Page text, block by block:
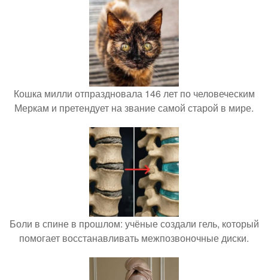
Кошка милли отпраздновала 146 лет по человеческим
Меркам и претендует на звание самой старой в мире.
Боли в спине в прошлом: учёные создали гель, который
помогает восстанавливать межпозвоночные диски.